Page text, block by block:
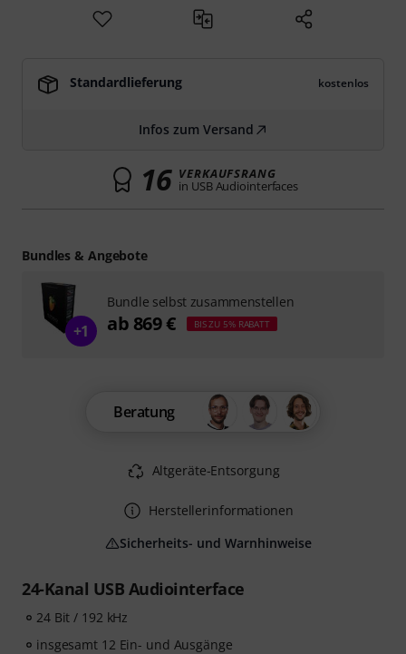
24-Kanal USB Audiointerface
24 Bit / 192 kHz
insgesamt 12 Ein- und Ausgänge
Standardlieferung kostenlos
Infos zum Versand
16 VERKAUFSRANG
in USB Audiointerfaces
Beratung
Altgeräte-Entsorgung
Herstellerinformationen
Sicherheits- und Warnhinweise
Bundles & Angebote
+1
Bundle selbst zusammenstellen
ab 869 € BIS ZU 5% RABATT